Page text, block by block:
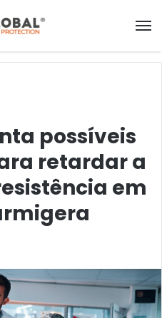
possíveis
retardar a
em